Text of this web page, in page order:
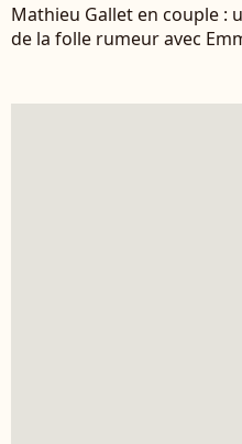
Mathieu Gallet en couple :
de la folle rumeur avec